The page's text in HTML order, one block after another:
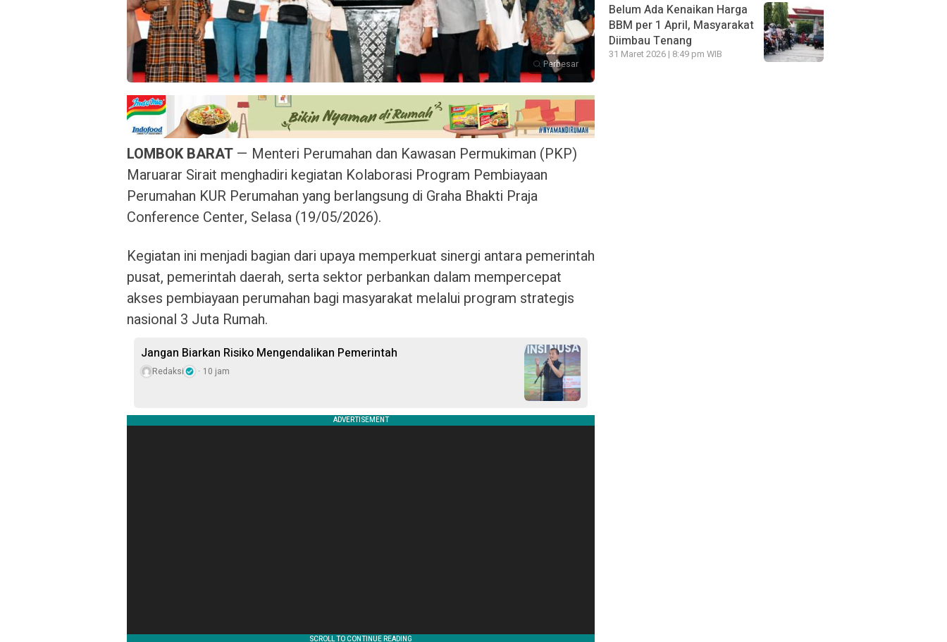
Perbesar
LOMBOK BARAT — Menteri Perumahan dan Kawasan Permukiman (PKP)
Maruarar Sirait menghadiri kegiatan Kolaborasi Program Pembiayaan
Perumahan KUR Perumahan yang berlangsung di Graha Bhakti Praja
Conference Center, Selasa (19/05/2026).
Kegiatan ini menjadi bagian dari upaya memperkuat sinergi antara pemerintah
pusat, pemerintah daerah, serta sektor perbankan dalam mempercepat
akses pembiayaan perumahan bagi masyarakat melalui program strategis
nasional 3 Juta Rumah.
Jangan Biarkan Risiko Mengendalikan Pemerintah
Redaksi 10 jam
Belum Ada Kenaikan Harga
BBM per 1 April, Masyarakat
Diimbau Tenang
31 Maret 2026 | 8:49 pm WIB